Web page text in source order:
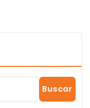
Buscar